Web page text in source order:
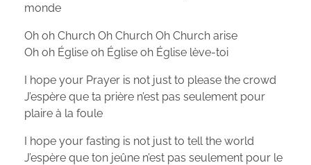
monde
Oh oh Church Oh Church Oh Church arise
Oh oh Église oh Église oh Église lève-toi
I hope your Prayer is not just to please the crowd
J’espère que ta prière n’est pas seulement pour
plaire à la foule
I hope your fasting is not just to tell the world
J’espère que ton jeûne n’est pas seulement pour le